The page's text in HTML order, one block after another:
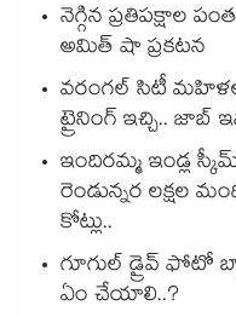
నెగ్గిన ప్రతిపక్షాల
అమిత్ షా ప్రకటన
వరంగల్ సిటీ
ట్రైనింగ్ ఇచ్చి.. జాబ్
ఇందిరమ్మ ఇండ్ల
రెండున్నర లక్షల
కోట్లు..
గూగుల్ డ్రైవ్ ఫోటో
ఏం చేయాలి..?